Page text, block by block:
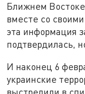
Ближнем
вместе со
эта информация
подтвердилась,
И наконец 6
украинские